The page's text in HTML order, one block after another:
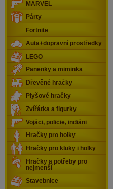
MARVEL
Párty
Fortnite
Auta+dopravní prostředky
LEGO
Panenky a miminka
Dřevěné hračky
Plyšové hračky
Zvířátka a figurky
Vojáci, policie, indiáni
Hračky pro holky
Hračky pro kluky i holky
Hračky a potřeby pro
nejmenší
Stavebnice